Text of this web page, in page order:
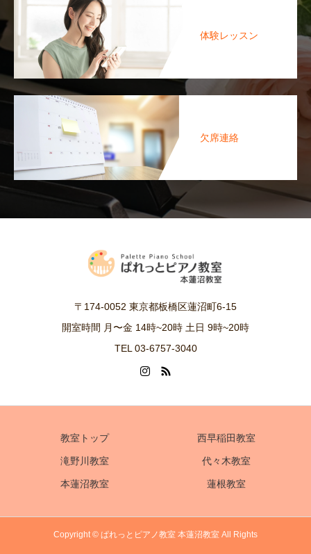
体験レッスン
欠席連絡
〒174-0052 東京都板橋区蓮沼町6-15
開室時間 月〜金 14時~20時 土日 9時~20時
TEL 03-6757-3040
教室トップ 西早稲田教室
滝野川教室 代々木教室
本蓮沼教室 蓮根教室
Copyright © ぱれっとピアノ教室 本蓮沼教室 All Rights